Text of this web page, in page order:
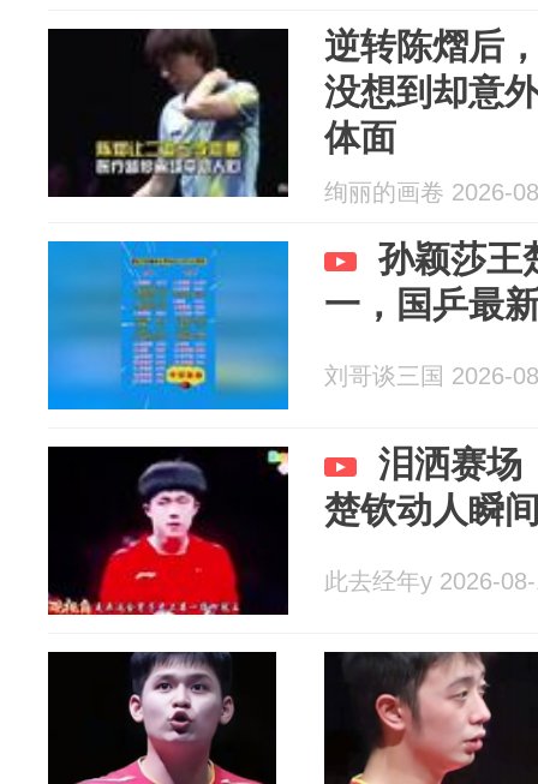
逆转陈熠后
没想到却意
体面
绚丽的画卷 2026-
孙颖莎王
一，国乒最
刘哥谈三国 2026-
泪洒赛场
楚钦动人瞬
此去经年y 2026-